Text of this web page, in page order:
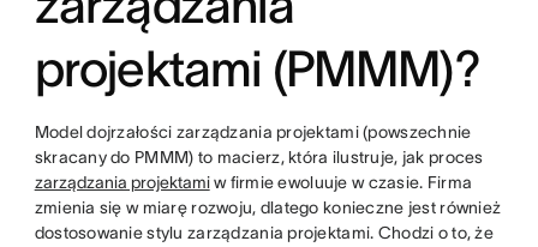
projektami (PMMM)?
Model dojrzałości zarządzania projektami (powszechnie
skracany do PMMM) to macierz, która ilustruje, jak proces
zarządzania projektamiw firmie ewoluuje w czasie. Firma
zmienia się w miarę rozwoju, dlatego konieczne jest również
dostosowanie stylu zarządzania projektami. Chodzi o to, że